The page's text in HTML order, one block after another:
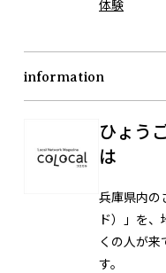
体験
information
ひょう
は
兵庫県内の
ド）」を
くの人が
す。